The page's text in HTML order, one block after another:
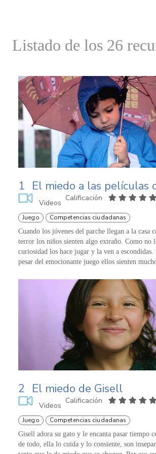
Listado de los 26
1 El miedo a las películas
Videos
Calificación
Juego Competencias ciudadanas
Cuando los jóvenes del parche llegan a la casa
terror los niños sienten algo extraño. Como no
curiosidad los hace jugar y la ven a escondidas.
pesar del emocionante juego ellos sienten
2 El miedo de Gisell
Videos
Calificación
Juego Competencias ciudadanas
Gisell adora su gato y le encanta pasar tiempo
de todo, ella lo cuida y lo consiente, son